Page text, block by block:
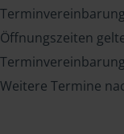
Öffnungszeiten
Weitere Termine